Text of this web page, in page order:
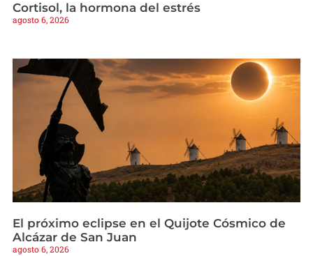
Cortisol, la hormona del estrés
agosto 6, 2026
El próximo eclipse en el Quijote Cósmico de
Alcázar de San Juan
agosto 6, 2026